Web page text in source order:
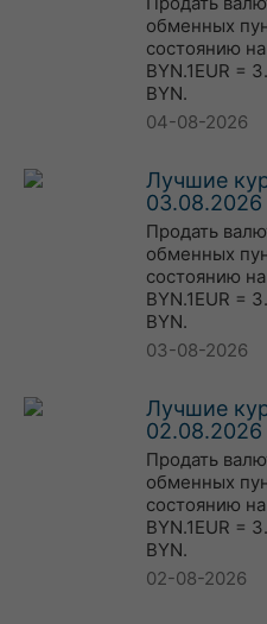
обменных
состоянию
BYN.1EUR =
BYN.
04-08-2026
Лучшие
03.08.2026
Продать
обменных
состоянию
BYN.1EUR =
BYN.
03-08-2026
Лучшие
02.08.2026
Продать
обменных
состоянию
BYN.1EUR =
BYN.
02-08-2026